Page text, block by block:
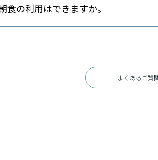
食の利用はできますか。
よくあるご質